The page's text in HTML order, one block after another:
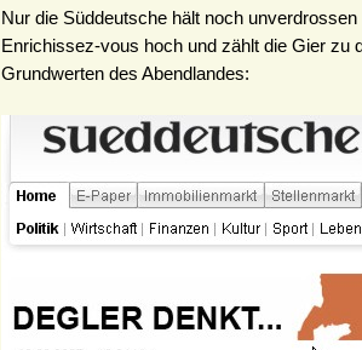
Nur die Süddeutsche hält noch
Enrichissez-vous hoch und zählt die Gier zu
Grundwerten des Abendlandes: